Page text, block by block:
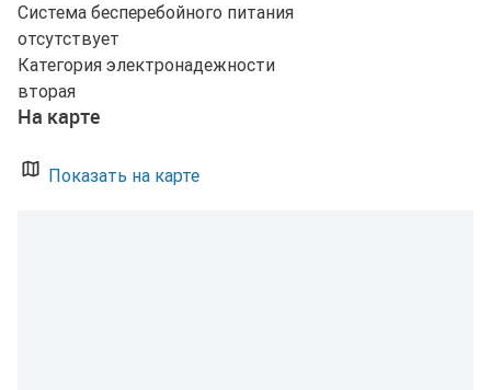
Система бесперебойного питания
отсутствует
Категория электронадежности
вторая
На карте
Показать на карте